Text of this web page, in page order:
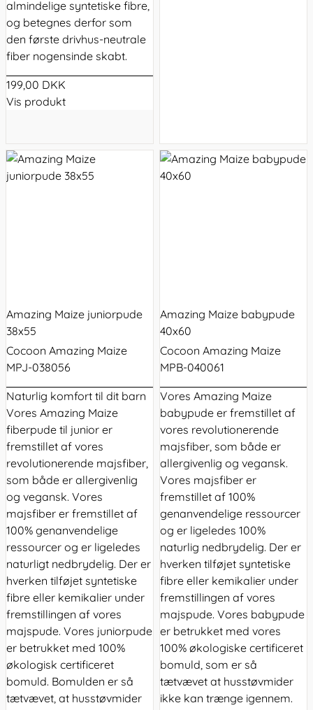
almindelige syntetiske fibre,
og betegnes derfor som
den første drivhus-neutrale
fiber nogensinde skabt.
199,00 DKK
Vis produkt
Amazing Maize juniorpude
38x55
Cocoon Amazing Maize
MPJ-038056
Naturlig komfort til dit barn
Vores Amazing Maize
fiberpude til junior er
fremstillet af vores
revolutionerende majsfiber,
som både er allergivenlig
og vegansk. Vores
majsfiber er fremstillet af
100% genanvendelige
ressourcer og er ligeledes
naturligt nedbrydelig. Der er
hverken tilføjet syntetiske
fibre eller kemikalier under
fremstillingen af vores
majspude. Vores juniorpude
er betrukket med 100%
økologisk certificeret
bomuld. Bomulden er så
tætvævet, at husstøvmider
Amazing Maize babypude
40x60
Cocoon Amazing Maize
MPB-040061
Vores Amazing Maize
babypude er fremstillet af
vores revolutionerende
majsfiber, som både er
allergivenlig og vegansk.
Vores majsfiber er
fremstillet af 100%
genanvendelige ressourcer
og er ligeledes 100%
naturlig nedbrydelig. Der er
hverken tilføjet syntetiske
fibre eller kemikalier under
fremstillingen af vores
majspude. Vores babypude
er betrukket med vores
100% økologiske certificeret
bomuld, som er så
tætvævet at husstøvmider
ikke kan trænge igennem.